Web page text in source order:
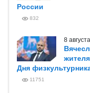
России
832
8
Дня
11751